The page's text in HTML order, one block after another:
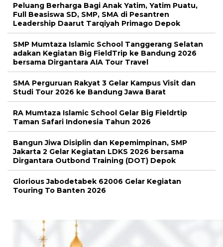
Peluang Berharga Bagi Anak Yatim, Yatim Puatu,
Full Beasiswa SD, SMP, SMA di Pesantren
Leadership Daarut Tarqiyah Primago Depok
SMP Mumtaza Islamic School Tanggerang Selatan
adakan Kegiatan Big FieldTrip ke Bandung 2026
bersama Dirgantara AIA Tour Travel
SMA Perguruan Rakyat 3 Gelar Kampus Visit dan
Studi Tour 2026 ke Bandung Jawa Barat
RA Mumtaza Islamic School Gelar Big Fieldrtip
Taman Safari Indonesia Tahun 2026
Bangun Jiwa Disiplin dan Kepemimpinan, SMP
Jakarta 2 Gelar Kegiatan LDKS 2026 bersama
Dirgantara Outbond Training (DOT) Depok
Glorious Jabodetabek 62006 Gelar Kegiatan
Touring To Banten 2026